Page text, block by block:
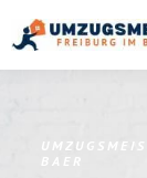
BAER